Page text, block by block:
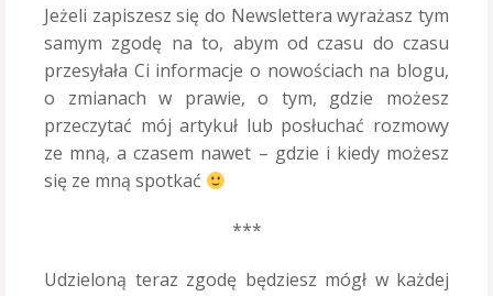
Jeżeli zapiszesz się do Newslettera wyrażasz tym
samym zgodę na to, abym od czasu do czasu
przesyłała Ci informacje o nowościach na blogu,
o zmianach w prawie, o tym, gdzie możesz
przeczytać mój artykuł lub posłuchać rozmowy
ze mną, a czasem nawet – gdzie i kiedy możesz
się ze mną spotkać
***
Udzieloną teraz zgodę będziesz mógł w każdej